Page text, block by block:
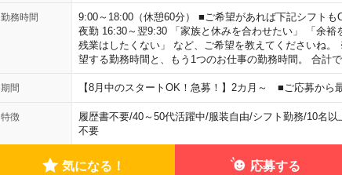
勤務時間
9:00～18:00（休憩60分） ■ご希望があれば下記シフト
夜勤 16:30～翌9:30 「家族と休みを合わせたい」 「余
残業はしたくない」 など、ご希望を教えてくださいね
望する勤務時間と、もう1つのお仕事の勤務時間。 合計
期間 【8月中のスタートOK！急募！】2カ月～ ■ご応募から
特徴 履歴書不要/40～50代活躍中/服装自由/シフト勤務/10名以
不要
気になる！ 応募する